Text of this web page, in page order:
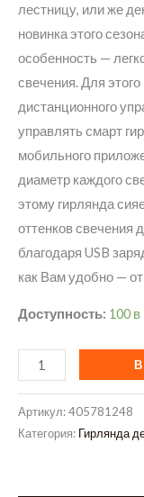
лестницу, или же
новинка этого
особенность —
свечения. Для
дистанционного
управлять смарт
мобильного
диаметр каждого
этому гирлянда
оттенков свечения
благодаря USB
как Вам удобно —
Доступность: 100
Количество
товара
Гирлянда
с
Артикул:405781248
Категория: Гирлянда